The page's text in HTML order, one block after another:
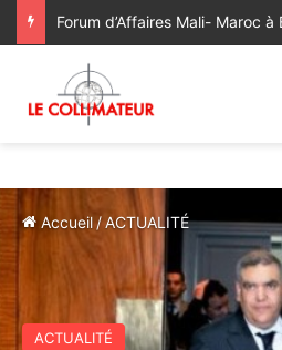
Accueil /ACTUALITÉ
ACTUALITÉ